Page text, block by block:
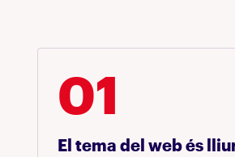
01
El tema del web és